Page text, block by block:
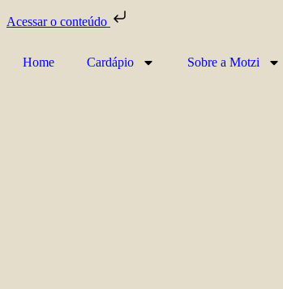
Acessar o conteúdo
Home Cardápio Sobre a Motzi